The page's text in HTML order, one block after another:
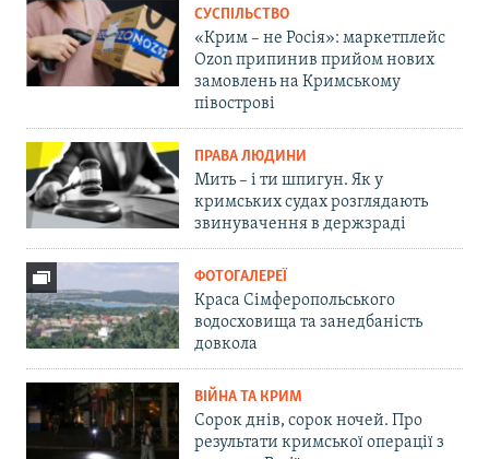
СУСПІЛЬСТВО
«Крим – не Росія»: маркетплейс
Ozon припинив прийом нових
замовлень на Кримському
півострові
ПРАВА ЛЮДИНИ
Мить – і ти шпигун. Як у
кримських судах розглядають
звинувачення в держзраді
ФОТОГАЛЕРЕЇ
Краса Сімферопольського
водосховища та занедбаність
довкола
ВІЙНА ТА КРИМ
Сорок днів, сорок ночей. Про
результати кримської операції з